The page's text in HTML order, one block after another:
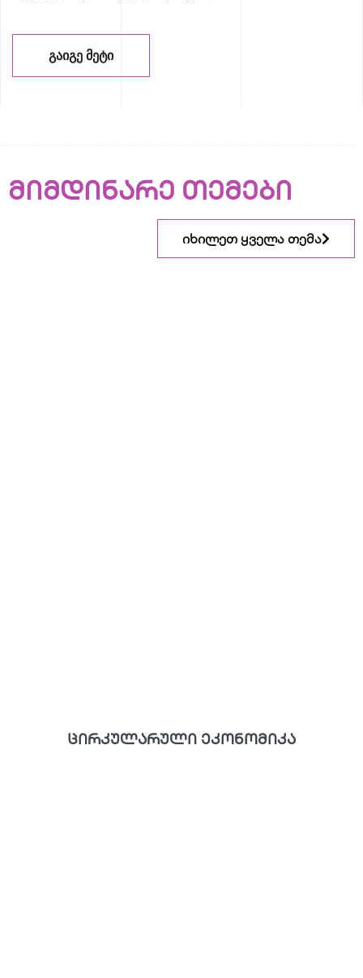
ᲒᲐᲘᲒᲔ ᲛᲔᲢᲘ
მიმდინარე თემები
იხილეთ ყველა თემა
ცირკულარული ეკონომიკა